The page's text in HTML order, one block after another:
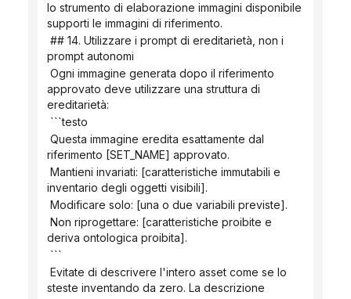
lo strumento di elaborazione immagini disponibile
supporti le immagini di riferimento.
prompt autonomi
approvato deve utilizzare una struttura di
ereditarietà:
```testo
riferimento [SET_NAME] approvato.
inventario degli oggetti visibili].
Modificare solo: [una o due variabili previste].
deriva ontologica proibita].
```
steste inventando da zero. La descrizione